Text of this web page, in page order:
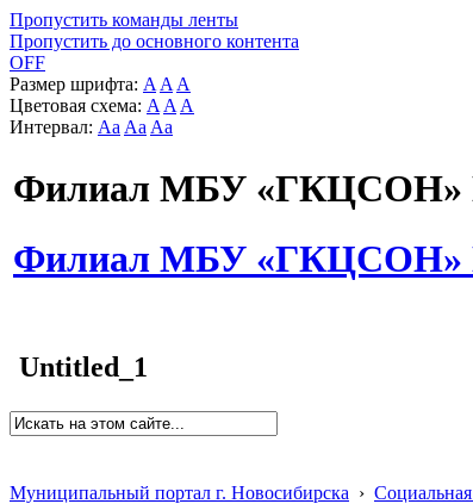
Пропустить команды ленты
Пропустить до основного контента
OFF
Размер шрифта: A A A
Цветовая схема: A A A
Интервал: Aa Aa Aa
Филиал МБУ «ГКЦСОН»
Филиал МБУ «ГКЦСОН»
Untitled_1
Муниципальный портал г. Новосибирска ›